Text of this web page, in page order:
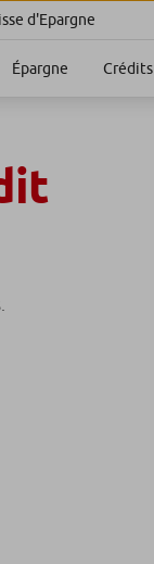
d'Epargne
Épargne Crédits